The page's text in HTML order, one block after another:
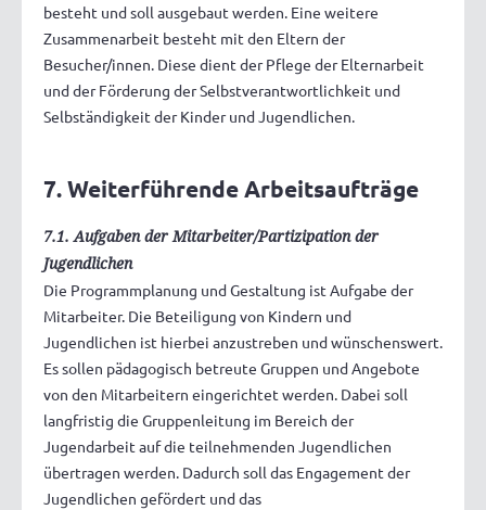
besteht und soll ausgebaut werden. Eine weitere
Zusammenarbeit besteht mit den Eltern der
Besucher/innen. Diese dient der Pflege der Elternarbeit
und der Förderung der Selbstverantwortlichkeit und
Selbständigkeit der Kinder und Jugendlichen.
7. Weiterführende Arbeitsaufträge
7.1. Aufgaben der Mitarbeiter/Partizipation der
Jugendlichen
Die Programmplanung und Gestaltung ist Aufgabe der
Mitarbeiter. Die Beteiligung von Kindern und
Jugendlichen ist hierbei anzustreben und wünschenswert.
Es sollen pädagogisch betreute Gruppen und Angebote
von den Mitarbeitern eingerichtet werden. Dabei soll
langfristig die Gruppenleitung im Bereich der
Jugendarbeit auf die teilnehmenden Jugendlichen
übertragen werden. Dadurch soll das Engagement der
Jugendlichen gefördert und das